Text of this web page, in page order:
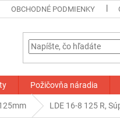
OBCHODNÉ PODMIENKY
Požičovňa náradia
LDE 16-8 125 R,